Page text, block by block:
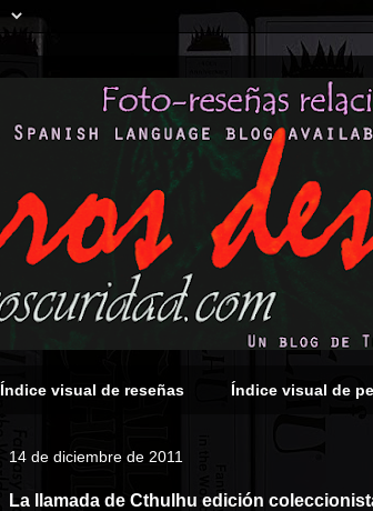
Índice visual de reseñas Índice visual de
14 de diciembre de 2011
La llamada de Cthulhu edición